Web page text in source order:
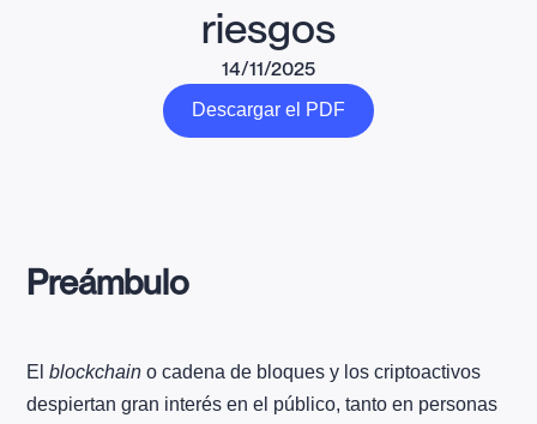
riesgos
14/11/2025
Descargar el PDF
Preámbulo
Elblockchain o cadena de bloques y los criptoactivos
despiertan gran interés en el público, tanto en personas